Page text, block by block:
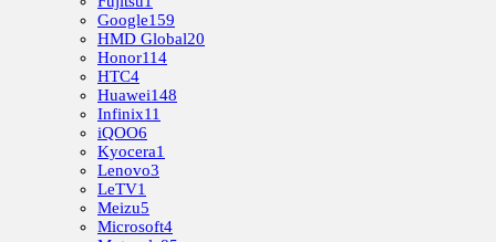
Google159
HMD Global20
Honor114
HTC4
Huawei148
Infinix11
iQOO6
Kyocera1
Lenovo3
LeTV1
Meizu5
Microsoft4